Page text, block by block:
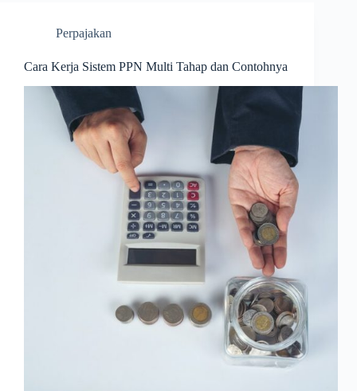
Perpajakan
Cara Kerja Sistem PPN Multi Tahap dan Contohnya